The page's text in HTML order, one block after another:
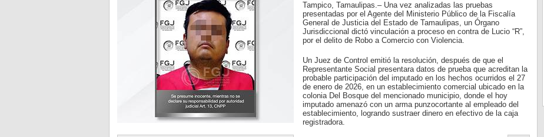
Tampico, Tamaulipas.– Una vez analizadas las pruebas
presentadas por el Agente del Ministerio Público de la Fiscalía
General de Justicia del Estado de Tamaulipas, un Órgano
Jurisdiccional dictó vinculación a proceso en contra de Lucio “R”,
por el delito de Robo a Comercio con Violencia.
Un Juez de Control emitió la resolución, después de que el
Representante Social presentara datos de prueba que acreditan la
probable participación del imputado en los hechos ocurridos el 27
de enero de 2026, en un establecimiento comercial ubicado en la
colonia Del Bosque del mencionado municipio, donde el hoy
imputado amenazó con un arma punzocortante al empleado del
establecimiento, logrando sustraer dinero en efectivo de la caja
registradora.